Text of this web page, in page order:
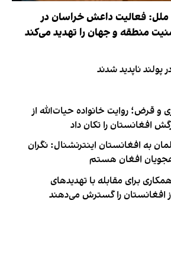
ملل: فعالیت داعش خراسان در
منطقه و جهان را تهدید می‌کند
ناپدید شدند
و قرض؛ روایت خانواده حیات‌الله از
افغانستان را تکان داد
به افغانستان اینترنشنال: نگران
افغان هستم
برای مقابله با تهدیدهای
افغانستان را گسترش می‌دهند